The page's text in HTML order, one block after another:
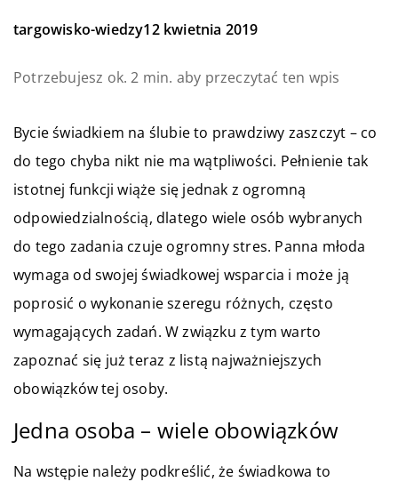
targowisko-wiedzy12 kwietnia 2019
Potrzebujesz ok. 2 min. aby przeczytać ten wpis
Bycie świadkiem na ślubie to prawdziwy zaszczyt – co
do tego chyba nikt nie ma wątpliwości. Pełnienie tak
istotnej funkcji wiąże się jednak z ogromną
odpowiedzialnością, dlatego wiele osób wybranych
do tego zadania czuje ogromny stres. Panna młoda
wymaga od swojej świadkowej wsparcia i może ją
poprosić o wykonanie szeregu różnych, często
wymagających zadań. W związku z tym warto
zapoznać się już teraz z listą najważniejszych
obowiązków tej osoby.
Jedna osoba – wiele obowiązków
Na wstępie należy podkreślić, że świadkowa to